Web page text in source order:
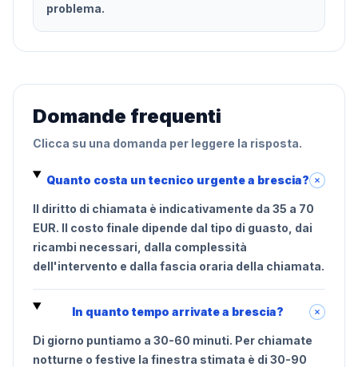
problema.
Domande frequenti
Clicca su una domanda per leggere la risposta.
Quanto costa un tecnico urgente a brescia?
Il diritto di chiamata è indicativamente da 35 a 70
EUR. Il costo finale dipende dal tipo di guasto, dai
ricambi necessari, dalla complessità
dell'intervento e dalla fascia oraria della chiamata.
In quanto tempo arrivate a brescia?
Di giorno puntiamo a 30-60 minuti. Per chiamate
notturne o festive la finestra stimata è di 30-90